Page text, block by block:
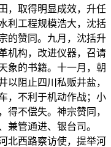
，取得明显成效，升任
利工程规模浩大，沈括
的赞同。九月，沈括升
机构，改进仪器，召请
象的书籍。十一月，朝
以阻止四川私贩井盐，
，不利于机动作战；小
得不偿失。神宗赞同，
兼管通进、银台司。
北西路察访使，提举河